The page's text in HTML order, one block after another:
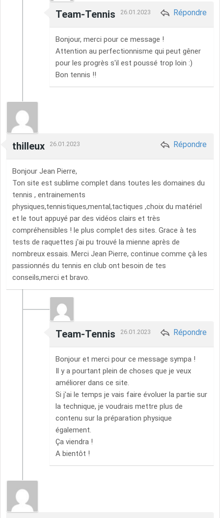
Team-Tennis 26.01.2023 Répondre
Bonjour, merci pour ce message !
Attention au perfectionnisme qui peut gêner
pour les progrès s'il est poussé trop loin :)
Bon tennis !!
thilleux 26.01.2023 Répondre
Bonjour Jean Pierre,
Ton site est sublime complet dans toutes les domaines du
tennis , entrainements
physiques,tennistiques,mental,tactiques ,choix du matériel
et le tout appuyé par des vidéos clairs et très
compréhensibles ! le plus complet des sites. Grace à tes
tests de raquettes j'ai pu trouvé la mienne après de
nombreux essais. Merci Jean Pierre, continue comme çà les
passionnés du tennis en club ont besoin de tes
conseils,merci et bravo.
Team-Tennis 26.01.2023 Répondre
Bonjour et merci pour ce message sympa !
Il y a pourtant plein de choses que je veux
améliorer dans ce site.
Si j'ai le temps je vais faire évoluer la partie sur
la technique, je voudrais mettre plus de
contenu sur la préparation physique
également.
Ça viendra !
A bientôt !